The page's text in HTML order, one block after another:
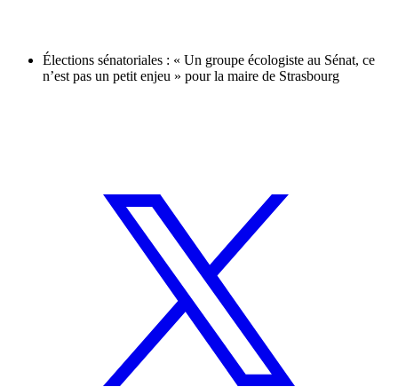
Élections sénatoriales : « Un groupe écologiste au Sénat, ce
n’est pas un petit enjeu » pour la maire de Strasbourg